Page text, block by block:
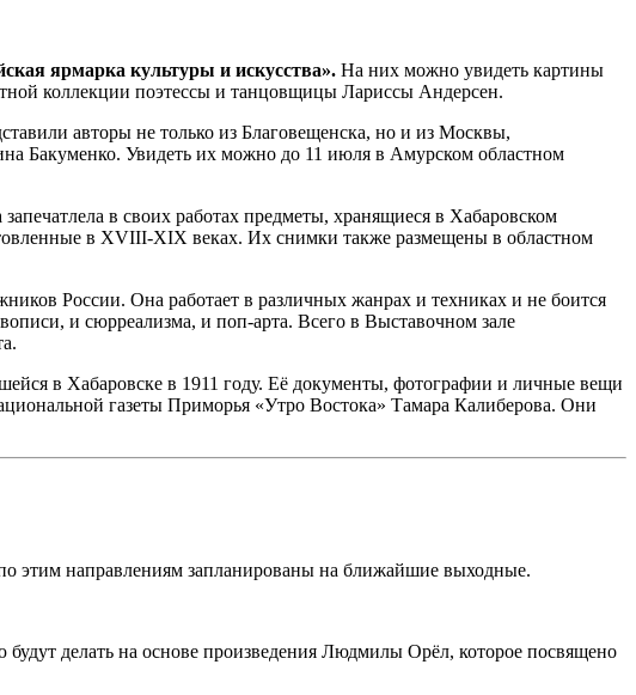
ярмарка культуры и искусства». На них можно увидеть картины
коллекции поэтессы и танцовщицы Лариссы Андерсен.
авторы не только из Благовещенска, но и из Москвы,
Бакуменко. Увидеть их можно до 11 июля в Амурском областном
в своих работах предметы, хранящиеся в Хабаровском
в XVIII-XIX веках. Их снимки также размещены в областном
России. Она работает в различных жанрах и техниках и не боится
и сюрреализма, и поп-арта. Всего в Выставочном зале
в Хабаровске в 1911 году. Её документы, фотографии и личные вещи
газеты Приморья «Утро Востока» Тамара Калиберова. Они
этим направлениям запланированы на ближайшие выходные.
делать на основе произведения Людмилы Орёл, которое посвящено